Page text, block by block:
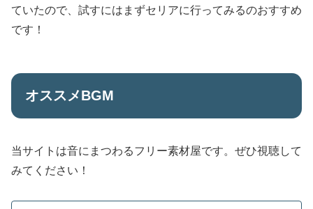
ていたので、試すにはまずセリアに行ってみるのおすすめ
です！
オススメBGM
当サイトは音にまつわるフリー素材屋です。ぜひ視聴して
みてください！